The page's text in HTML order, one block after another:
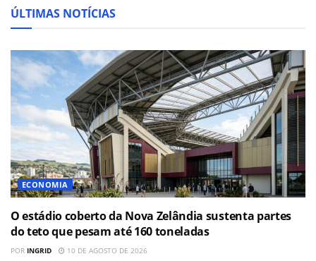
ÚLTIMAS NOTÍCIAS
ECONOMIA
O estádio coberto da Nova Zelândia sustenta partes
do teto que pesam até 160 toneladas
POR INGRID 10 DE AGOSTO DE 2026